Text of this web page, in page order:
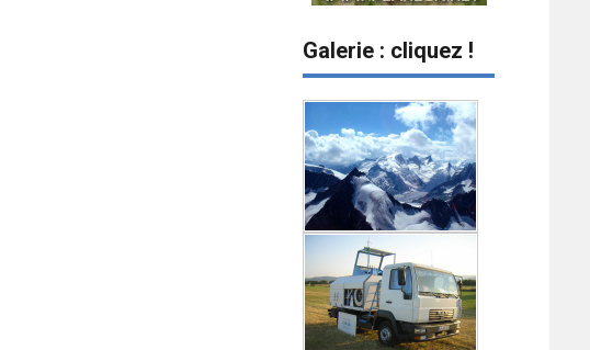
Galerie : cliquez !